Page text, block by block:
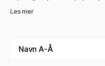
Hva gjør Washi tape så
Les mer